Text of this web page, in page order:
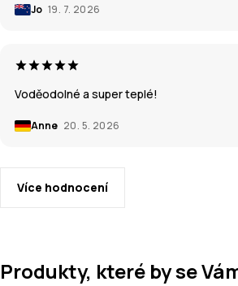
Jo 19. 7. 2026
Voděodolné a super teplé!
Anne 20. 5. 2026
Více hodnocení
Produkty, které by se